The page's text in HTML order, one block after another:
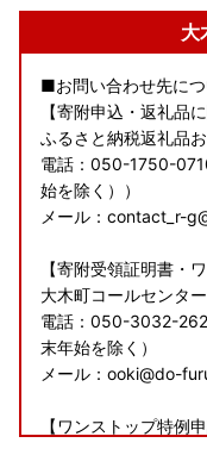
大
■お問い合わせ先に
【寄附申込・返礼品
ふるさと納税返礼品
電話：050-1750-
始を除く））
メール：contact_r-
【寄附受領証明書・
大木町コールセンター
電話：050-3032-
末年始を除く）
メール：ooki@do-
【ワンストップ特例